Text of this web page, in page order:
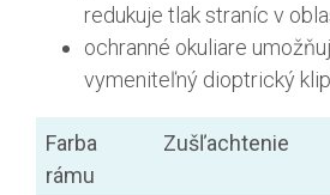
redukuje tlak straníc v
ochranné okuliare
vymeniteľný dioptrický klip
Farba
rámu
Zušľachtenie